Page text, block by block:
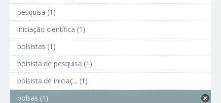
pesquisa (1)
iniciação científica (1)
bolsistas (1)
bolsista de pesquisa (1)
bolsista de iniciaç... (1)
bolsas (1)